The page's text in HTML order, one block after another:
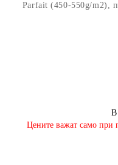
Parfait (450-550g/m2),
В
​Цените важат само при